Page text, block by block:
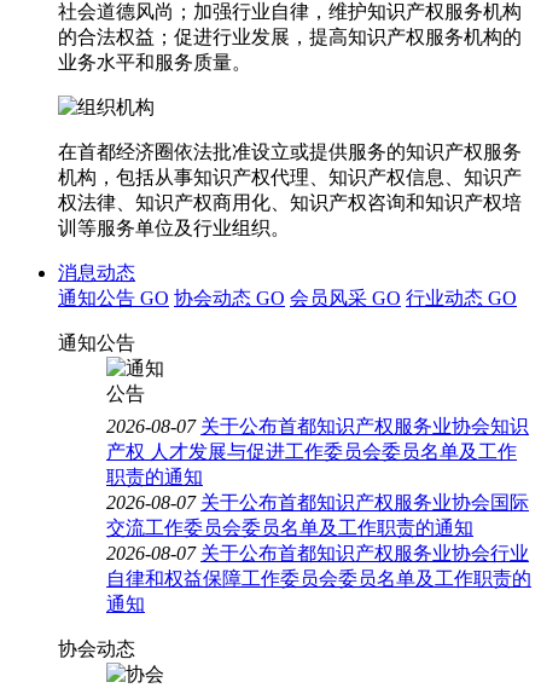
社会道德风尚；加强行业自律，维护知识产权服务机构
的合法权益；促进行业发展，提高知识产权服务机构的
业务水平和服务质量。
在首都经济圈依法批准设立或提供服务的知识产权服务
机构，包括从事知识产权代理、知识产权信息、知识产
权法律、知识产权商用化、知识产权咨询和知识产权培
训等服务单位及行业组织。
消息动态
通知公告 GO 协会动态 GO 会员风采 GO 行业动态 GO
通知公告
2026-08-07 关于公布首都知识产权服务业协会知识
产权 人才发展与促进工作委员会委员名单及工作
职责的通知
2026-08-07 关于公布首都知识产权服务业协会国际
交流工作委员会委员名单及工作职责的通知
2026-08-07 关于公布首都知识产权服务业协会行业
自律和权益保障工作委员会委员名单及工作职责的
通知
协会动态